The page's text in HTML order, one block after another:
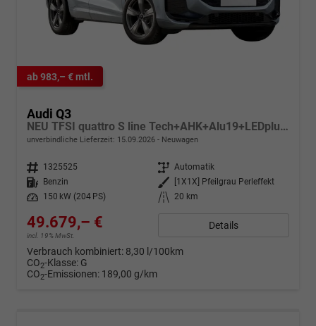
ab 983,– € mtl.
Audi Q3
NEU TFSI quattro S line Tech+AHK+Alu19+LEDplus+KlimaPlus+ExtSchwarz
unverbindliche Lieferzeit: 15.09.2026 Neuwagen
Fahrzeugnr. 1325525 Getriebe Automatik
Kraftstoff
Benzin Außenfarbe
[1X1X] Pfeilgrau Perleffekt
Leistung
150 kW (204 PS) Kilometerstand 20 km
49.679,– €
incl. 19% MwSt.
Details
Verbrauch kombiniert: 8,30 l/100km
CO2-Klasse: G
CO2-Emissionen: 189,00 g/km